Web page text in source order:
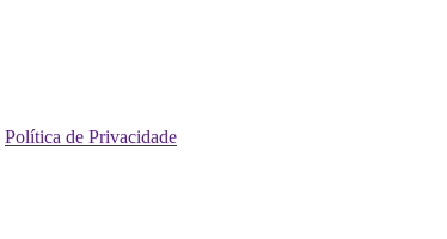
Política de Privacidade